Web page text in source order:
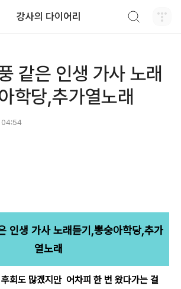
강사의 다이어리
같은 인생 가사 노래
학당,추가열노래
04:54
인생 가사 노래듣기,뽕숭아학당,추가
열노래
회도 많겠지만 어차피 한 번 왔다가는 걸